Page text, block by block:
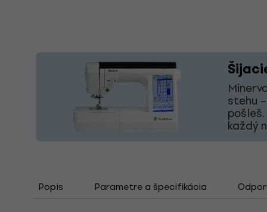
stehu
každý
Popis Parametre a špecifikácia